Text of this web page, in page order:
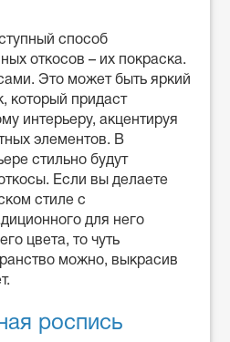
способ
откосов – их покраска.
Это может быть яркий
который придаст
интерьеру, акцентируя
элементов. В
стильно будут
Если вы делаете
стиле с
для него
цвета, то чуть
можно, выкрасив
роспись